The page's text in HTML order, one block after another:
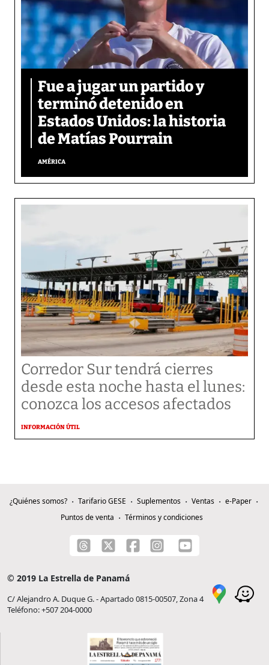
Fue a jugar un partido y
terminó detenido en
Estados Unidos: la historia
de Matías Pourrain
AMÉRICA
Corredor Sur tendrá cierres
desde esta noche hasta el lunes:
conozca los accesos afectados
INFORMACIÓN ÚTIL
¿Quiénes somos? Tarifario GESE Suplementos Ventas
e-Paper
Puntos de venta
Términos y condiciones
© 2019 La Estrella de Panamá
C/ Alejandro A. Duque G. - Apartado 0815-00507, Zona 4
Teléfono: +507 204-0000